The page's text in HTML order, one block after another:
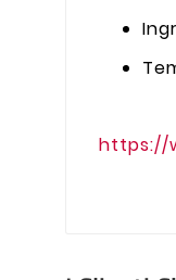
https://